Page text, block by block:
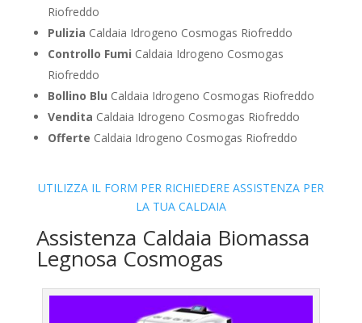
Riofreddo
Pulizia Caldaia Idrogeno Cosmogas Riofreddo
Controllo Fumi Caldaia Idrogeno Cosmogas
Riofreddo
Bollino Blu Caldaia Idrogeno Cosmogas Riofreddo
Vendita Caldaia Idrogeno Cosmogas Riofreddo
Offerte Caldaia Idrogeno Cosmogas Riofreddo
UTILIZZA IL FORM PER RICHIEDERE ASSISTENZA PER
LA TUA CALDAIA
Assistenza Caldaia Biomassa
Legnosa Cosmogas